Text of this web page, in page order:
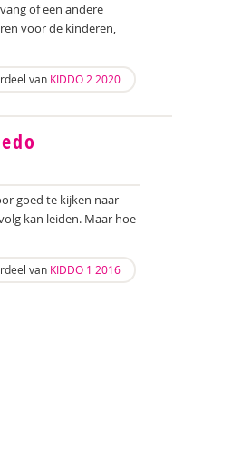
of een andere
voor de kinderen,
van KIDDO 2 2020
goed te kijken naar
kan leiden. Maar hoe
van KIDDO 1 2016